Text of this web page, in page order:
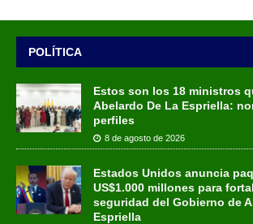
POLÍTICA
Estos son los 18 ministros
Abelardo De La Espriella:
perfiles
8 de agosto de 2026
Estados Unidos anuncia
US$1.000 millones para
seguridad del Gobierno de
Espriella